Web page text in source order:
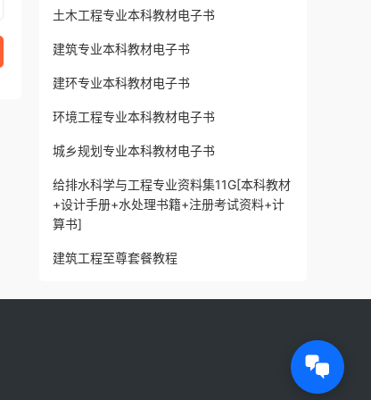
土木工程专业本科教材电子书
建筑专业本科教材电子书
建环专业本科教材电子书
环境工程专业本科教材电子书
城乡规划专业本科教材电子书
给排水科学与工程专业资料集11G[本科教材
+设计手册+水处理书籍+注册考试资料+计
算书]
建筑工程至尊套餐教程